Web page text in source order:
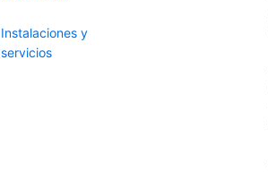
Instalaciones y
servicios